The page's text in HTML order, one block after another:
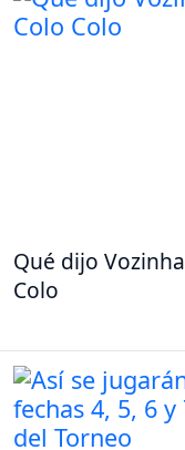
Qué dijo
Colo